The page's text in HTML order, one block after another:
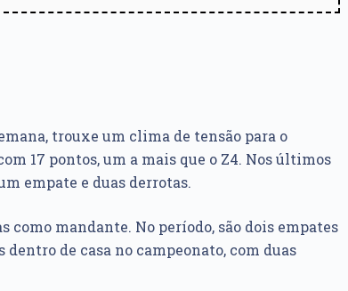
trouxe um clima de tensão para o
17 pontos, um a mais que o Z4. Nos últimos
empate e duas derrotas.
mandante. No período, são dois empates
dentro de casa no campeonato, com duas